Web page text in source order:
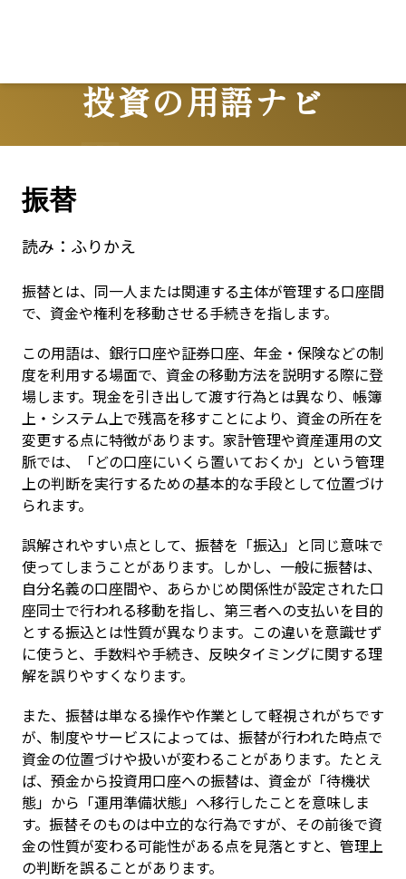
投資の用語ナビ
Terms
振替
読み： ふりかえ
振替とは、同一人または関連する主体が管理する口座間
で、資金や権利を移動させる手続きを指します。
この用語は、銀行口座や証券口座、年金・保険などの制
度を利用する場面で、資金の移動方法を説明する際に登
場します。現金を引き出して渡す行為とは異なり、帳簿
上・システム上で残高を移すことにより、資金の所在を
変更する点に特徴があります。家計管理や資産運用の文
脈では、「どの口座にいくら置いておくか」という管理
上の判断を実行するための基本的な手段として位置づけ
られます。
誤解されやすい点として、振替を「振込」と同じ意味で
使ってしまうことがあります。しかし、一般に振替は、
自分名義の口座間や、あらかじめ関係性が設定された口
座同士で行われる移動を指し、第三者への支払いを目的
とする振込とは性質が異なります。この違いを意識せず
に使うと、手数料や手続き、反映タイミングに関する理
解を誤りやすくなります。
また、振替は単なる操作や作業として軽視されがちです
が、制度やサービスによっては、振替が行われた時点で
資金の位置づけや扱いが変わることがあります。たとえ
ば、預金から投資用口座への振替は、資金が「待機状
態」から「運用準備状態」へ移行したことを意味しま
す。振替そのものは中立的な行為ですが、その前後で資
金の性質が変わる可能性がある点を見落とすと、管理上
の判断を誤ることがあります。